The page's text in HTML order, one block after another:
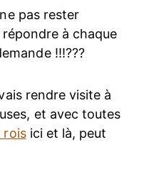
pas rester
à chaque
!!!???
rendre visite à
et avec toutes
roisici et là, peut